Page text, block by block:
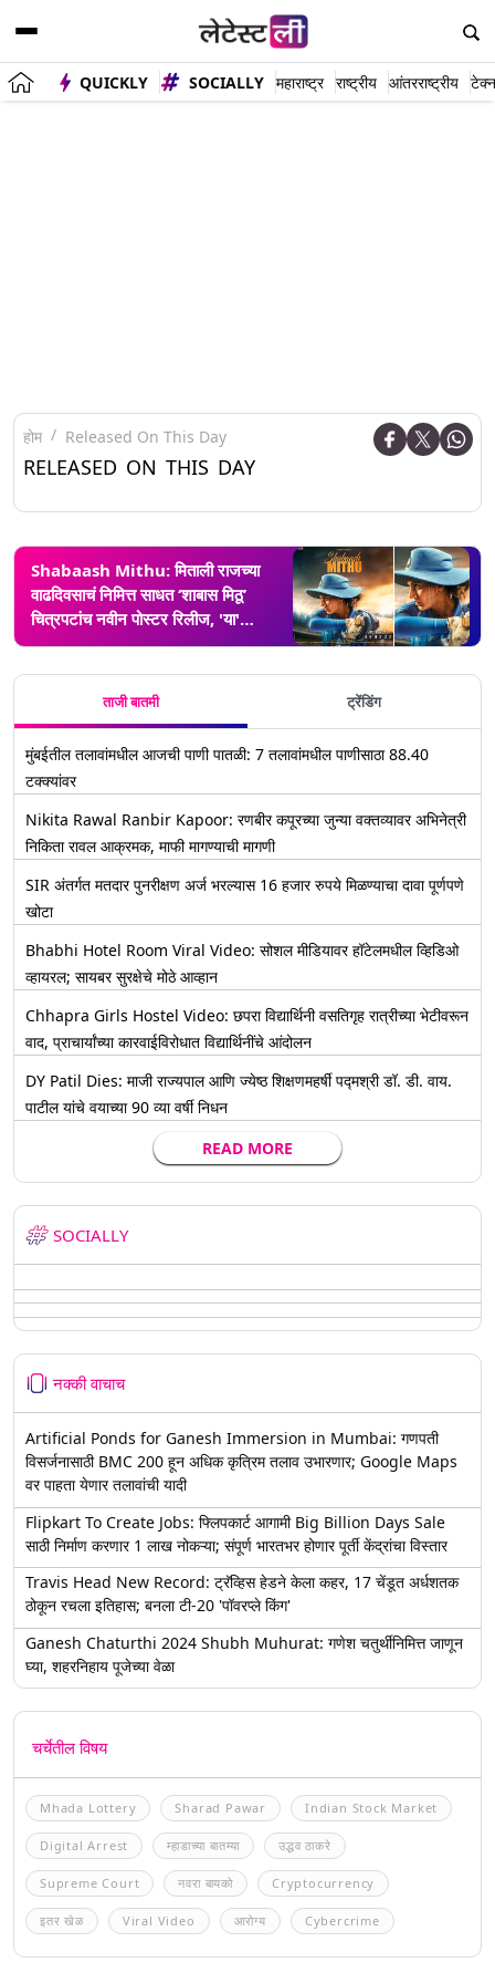
QUICKLY SOCIALLY महाराष्ट्र राष्ट्रीय आंतरराष्ट्रीय
होम Released On This Day
RELEASED ON THIS DAY
Shabaash Mithu: मिताली राजच्या
वाढदिवसाचं निमित्त साधत ‘शाबास मिठू’
चित्रपटांच नवीन पोस्टर रिलीज, 'या'
दिवशी चित्रपट येणार प्रेक्षकांच्या भेटीला
ताजी बातमी ट्रेंडिंग
मुंबईतील तलावांमधील आजची पाणी पातळी: 7 तलावांमधील पाणीसाठा 88.40
टक्क्यांवर
Nikita Rawal Ranbir Kapoor: रणबीर कपूरच्या जुन्या वक्तव्यावर अभिनेत्री
निकिता रावल आक्रमक, माफी मागण्याची मागणी
SIR अंतर्गत मतदार पुनरीक्षण अर्ज भरल्यास 16 हजार रुपये मिळण्याचा दावा पूर्णपणे
खोटा
Bhabhi Hotel Room Viral Video: सोशल मीडियावर हॉटेलमधील व्हिडिओ
व्हायरल; सायबर सुरक्षेचे मोठे आव्हान
Chhapra Girls Hostel Video: छपरा विद्यार्थिनी वसतिगृह रात्रीच्या भेटीवरून
वाद, प्राचार्यांच्या कारवाईविरोधात विद्यार्थिनींचे आंदोलन
DY Patil Dies: माजी राज्यपाल आणि ज्येष्ठ शिक्षणमहर्षी पद्मश्री डॉ. डी. वाय.
पाटील यांचे वयाच्या 90 व्या वर्षी निधन
READ MORE
SOCIALLY
नक्की वाचाच
Artificial Ponds for Ganesh Immersion in Mumbai: गणपती
विसर्जनासाठी BMC 200 हून अधिक कृत्रिम तलाव उभारणार; Google Maps
वर पाहता येणार तलावांची यादी
Flipkart To Create Jobs: फ्लिपकार्ट आगामी Big Billion Days Sale
साठी निर्माण करणार 1 लाख नोकऱ्या; संपूर्ण भारतभर होणार पूर्ती केंद्रांचा विस्तार
Travis Head New Record: ट्रॅव्हिस हेडने केला कहर, 17 चेंडूत अर्धशतक
ठोकून रचला इतिहास; बनला टी-20 'पॉवरप्ले किंग'
Ganesh Chaturthi 2024 Shubh Muhurat: गणेश चतुर्थीनिमित्त जाणून
घ्या, शहरनिहाय पूजेच्या वेळा
चर्चेतील विषय
Mhada Lottery Sharad Pawar Indian Stock Market
Digital Arrest म्हाडाच्या बातम्या उद्धव ठाकरे
Supreme Court नवरा बायको Cryptocurrency
इतर खेळ Viral Video आरोग्य Cybercrime